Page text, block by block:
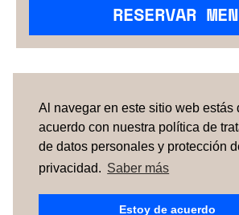
Al navegar en este sitio web estás
acuerdo con nuestra política de
de datos personales y protección
privacidad. Saber más
Estoy de acuerdo
RESERVAR
¿No has encontrado el
TÉRMINOS Y CONDICIONES
SOBRE
CÓMO FUNCIONA
CONTACTO
ESPAÑA| PORTUGAL | UNITED